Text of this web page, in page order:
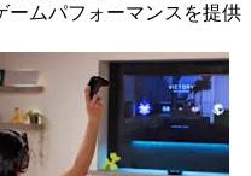
ームパフォーマンスを提供